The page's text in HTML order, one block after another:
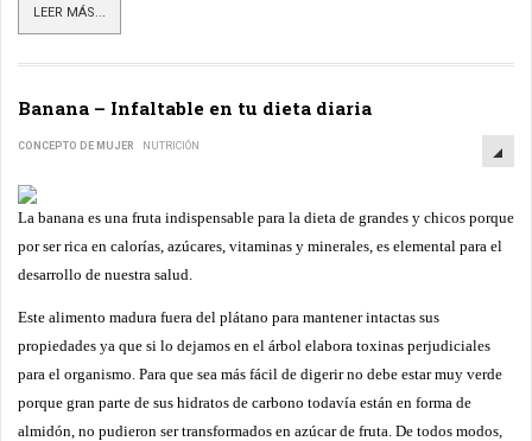
LEER MÁS...
Banana – Infaltable en tu dieta diaria
CONCEPTO DE MUJER NUTRICIÓN
La banana es una fruta indispensable para la dieta de grandes y chicos porque
por ser rica en calorías, azúcares, vitaminas y minerales, es elemental para el
desarrollo de nuestra salud.
Este alimento madura fuera del plátano para mantener intactas sus
propiedades ya que si lo dejamos en el árbol elabora toxinas perjudiciales
para el organismo. Para que sea más fácil de digerir no debe estar muy verde
porque gran parte de sus hidratos de carbono todavía están en forma de
almidón, no pudieron ser transformados en azúcar de fruta. De todos modos,